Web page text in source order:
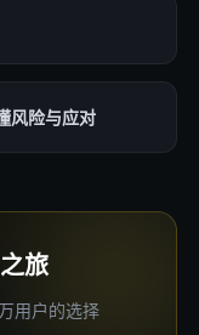
风险与应对
旅
用户的选择